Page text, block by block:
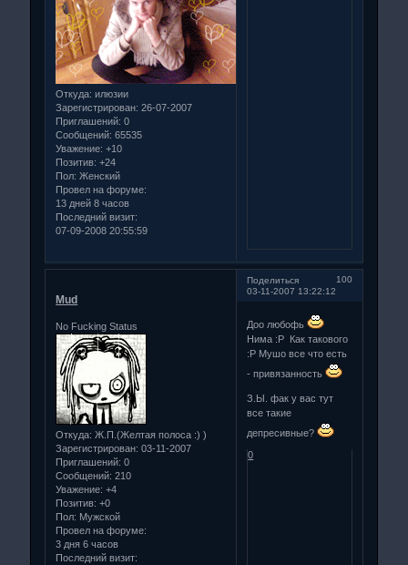
Откуда: илюзии
Зарегистрирован: 26-07-2007
Приглашений: 0
Сообщений: 65535
Уважение: +10
Позитив: +24
Пол: Женский
Провел на форуме:
13 дней 8 часов
Последний визит:
07-09-2008 20:55:59
Поделиться
100
03-11-2007 13:22:12
Mud
No Fucking Status
Откуда: Ж.П.(Желтая полоса :) )
Зарегистрирован: 03-11-2007
Приглашений: 0
Сообщений: 210
Уважение: +4
Позитив: +0
Пол: Мужской
Провел на форуме:
3 дня 6 часов
Последний визит:
Доо любофь
Нима :Р Как такового
:Р Мушо все что есть
- привязанность
З.Ы. фак у вас тут
все такие
депресивные?
0